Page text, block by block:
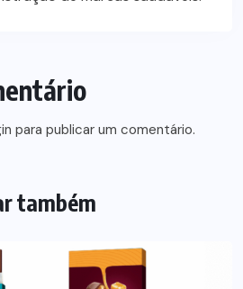
para publicar um comentário.
também